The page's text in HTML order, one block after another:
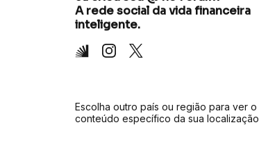
A rede social da vida financeira
inteligente.
Inter Instagram
X
Escolha outro país ou região para ver o
conteúdo específico da sua localização